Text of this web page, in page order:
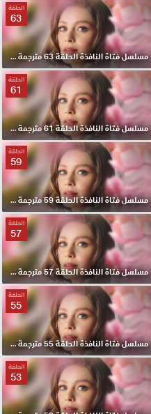
الحلقة
63
مسلسل فتاة النافذة الحلقة 63 مترجمة HD
الحلقة
61
مسلسل فتاة النافذة الحلقة 61 مترجمة HD
الحلقة
59
مسلسل فتاة النافذة الحلقة 59 مترجمة HD
الحلقة
57
مسلسل فتاة النافذة الحلقة 57 مترجمة HD
الحلقة
55
مسلسل فتاة النافذة الحلقة 55 مترجمة HD
الحلقة
53